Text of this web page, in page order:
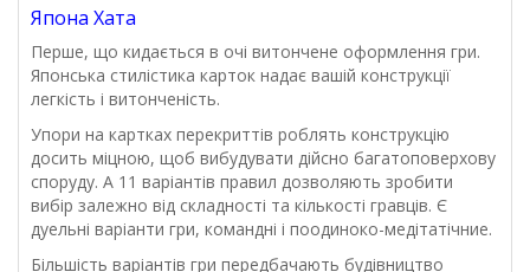
Япона Хата
Перше, що кидається в очі витончене оформлення гри.
Японська стилістика карток надає вашій конструкції
легкість і витонченість.
Упори на картках перекриттів роблять конструкцію
досить міцною, щоб вибудувати дійсно багатоповерхову
споруду. А 11 варіантів правил дозволяють зробити
вибір залежно від складності та кількості гравців. Є
дуельні варіанти гри, командні і поодиноко-медітатічние.
Більшість варіантів гри передбачають будівництво